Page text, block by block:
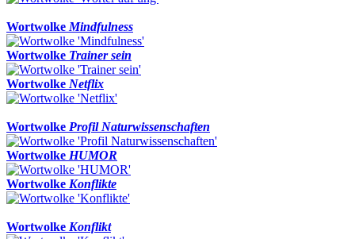
Wortwolke Mindfulness
Wortwolke Trainer sein
Wortwolke Netflix
Wortwolke Profil Naturwissenschaften
Wortwolke HUMOR
Wortwolke Konflikte
Wortwolke Konflikt